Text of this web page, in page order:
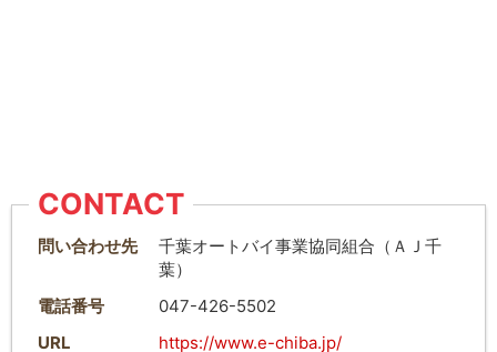
CONTACT
問い合わせ先
千葉オートバイ事業協同組合（ＡＪ千
葉）
電話番号
047-426-5502
URL
https://www.e-chiba.jp/